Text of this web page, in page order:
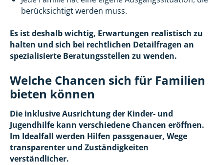
berücksichtigt werden muss.
Es ist deshalb wichtig, Erwartungen realistisch zu
halten und sich bei rechtlichen Detailfragen an
spezialisierte Beratungsstellen zu wenden.
Welche Chancen sich für Familien
bieten können
Die inklusive Ausrichtung der Kinder- und
Jugendhilfe kann verschiedene Chancen eröffnen.
Im Idealfall werden Hilfen passgenauer, Wege
transparenter und Zuständigkeiten
verständlicher.